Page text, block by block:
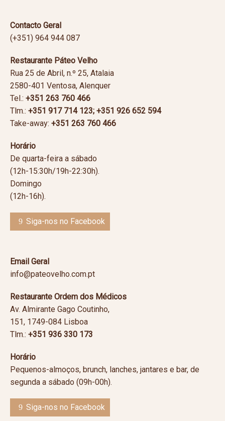
Contacto Geral
(+351) 964 944 087
Restaurante Páteo Velho
Rua 25 de Abril, n.º 25, Atalaia
2580-401 Ventosa, Alenquer
Tel.: +351 263 760 466
Tlm.: +351 917 714 123; +351 926 652 594
Take-away: +351 263 760 466
Horário
De quarta-feira a sábado
(12h-15:30h/19h-22:30h).
Domingo
(12h-16h).
Siga-nos no Facebook
Email Geral
info@pateovelho.com.pt
Restaurante Ordem dos Médicos
Av. Almirante Gago Coutinho,
151, 1749-084 Lisboa
Tlm.: +351 936 330 173
Horário
Pequenos-almoços, brunch, lanches, jantares e bar, de
segunda a sábado (09h-00h).
Siga-nos no Facebook